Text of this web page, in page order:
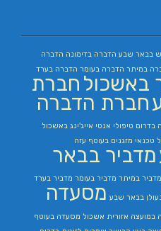
בבאר שבע הדברה בדימונה הדברה
במיתר הדברה בעומר הדברה בערד
באשכול חברת
חברת הדברה
בדרום טיפולי אנטי אייג'ינג באשכול
טכנאי מזגנים בעוטף עזה
מדביר בבאר
מדביר במיתר מדביר בעומר מדביר בערד
בבאר שבע מסעדה
במועצה אזורית אשכול מסעדה בעוטף